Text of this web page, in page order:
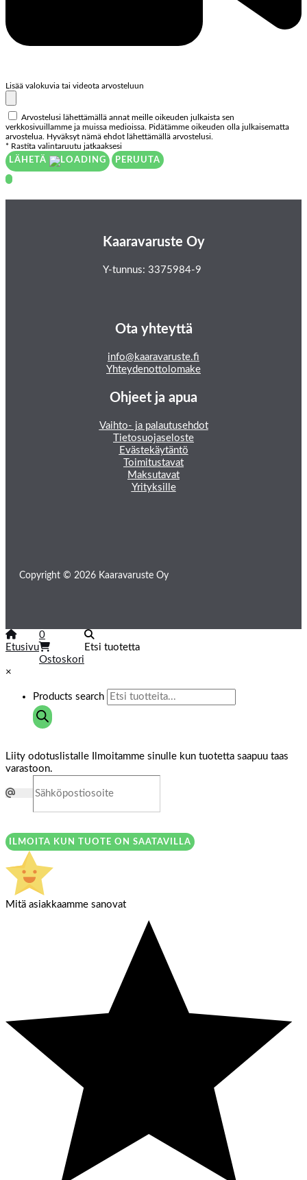
Lisää valokuvia tai videota arvosteluun
Arvostelusi lähettämällä annat meille oikeuden julkaista sen
verkkosivuillamme ja muissa medioissa. Pidätämme oikeuden olla julkaisematta
arvostelua. Hyväksyt nämä ehdot lähettämällä arvostelusi.
* Rastita valintaruutu jatkaaksesi
LÄHETÄ
PERUUTA
Kaaravaruste Oy
Y-tunnus: 3375984-9
Ota yhteyttä
info@kaaravaruste.fi
Yhteydenottolomake
Ohjeet ja apua
Vaihto- ja palautusehdot
Tietosuojaseloste
Evästekäytäntö
Toimitustavat
Maksutavat
Yrityksille
Copyright © 2026 Kaaravaruste Oy
Etusivu
0
Ostoskori
Etsi tuotetta
×
Products search
Liity odotuslistalle
Ilmoitamme sinulle kun tuotetta saapuu taas
varastoon.
ILMOITA KUN TUOTE ON SAATAVILLA
Mitä asiakkaamme sanovat